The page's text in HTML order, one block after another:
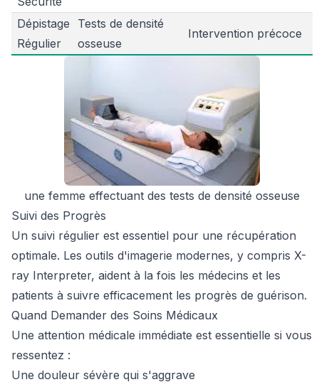
Dépistage
Régulier
Tests de densité
osseuse
Intervention précoce
une femme effectuant des tests de densité osseuse
Suivi des Progrès
Un suivi régulier est essentiel pour une récupération
optimale. Les outils d'imagerie modernes, y compris X-
ray Interpreter, aident à la fois les médecins et les
patients à suivre efficacement les progrès de guérison.
Quand Demander des Soins Médicaux
Une attention médicale immédiate est essentielle si vous
ressentez :
Une douleur sévère qui s'aggrave